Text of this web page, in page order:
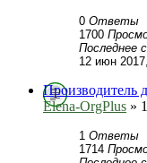
0 Ответы
1700
Последнее
12 июн
Производитель
Elena-OrgPlus »
1 Ответы
1714